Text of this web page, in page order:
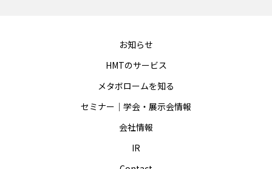
お知らせ
HMTのサービス
メタボロームを知る
セミナー｜学会・展示会情報
会社情報
IR